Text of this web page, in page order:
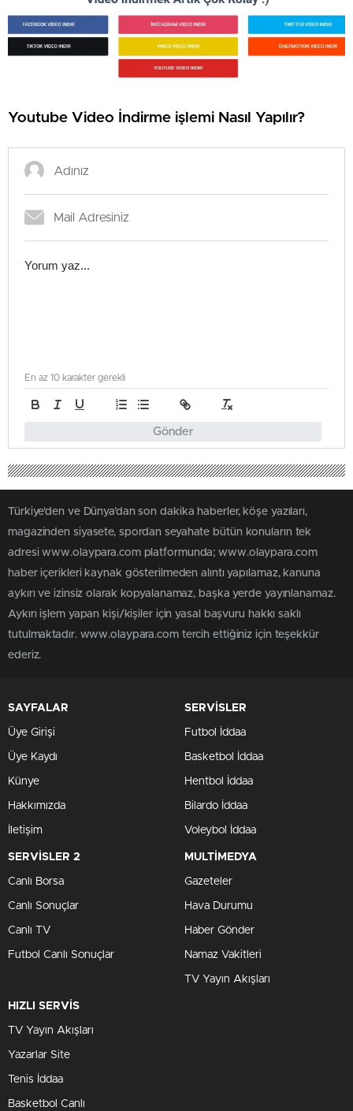
Youtube Video İndirme işlemi Nasıl Yapılır?
Gönder
En az 10 karakter gerekli
Türkiye'den ve Dünya’dan son dakika haberler, köşe yazıları,
magazinden siyasete, spordan seyahate bütün konuların tek
adresi www.olaypara.com platformunda; www.olaypara.com
haber içerikleri kaynak gösterilmeden alıntı yapılamaz, kanuna
aykırı ve izinsiz olarak kopyalanamaz, başka yerde yayınlanamaz.
Aykırı işlem yapan kişi/kişiler için yasal başvuru hakkı saklı
tutulmaktadır. www.olaypara.com tercih ettiğiniz için teşekkür
ederiz.
SAYFALAR
Üye Girişi
Üye Kaydı
Künye
Hakkımızda
İletişim
SERVİSLER
Futbol İddaa
Basketbol İddaa
Hentbol İddaa
Bilardo İddaa
Voleybol İddaa
SERVİSLER 2
Canlı Borsa
Canlı Sonuçlar
Canlı TV
Futbol Canlı Sonuçlar
MULTİMEDYA
Gazeteler
Hava Durumu
Haber Gönder
Namaz Vakitleri
TV Yayın Akışları
HIZLI SERVİS
TV Yayın Akışları
Yazarlar Site
Tenis İddaa
Basketbol Canlı